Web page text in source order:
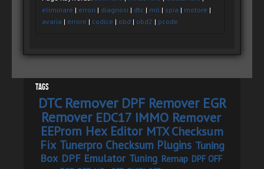
eliminare | errori | diagnosi | dtc | mil | spia | motore |
avaria | errore | codice | obd | obd2 | pcode
Tags
DTC Remover DPF Remover EGR
Remover EDC17 IMMO Remover
EEProm Hex Editor MTX Checksum
Fix Tunerpro Checksum Plugins Tuning
Box DPF Emulator Tuning Remap DPF OFF